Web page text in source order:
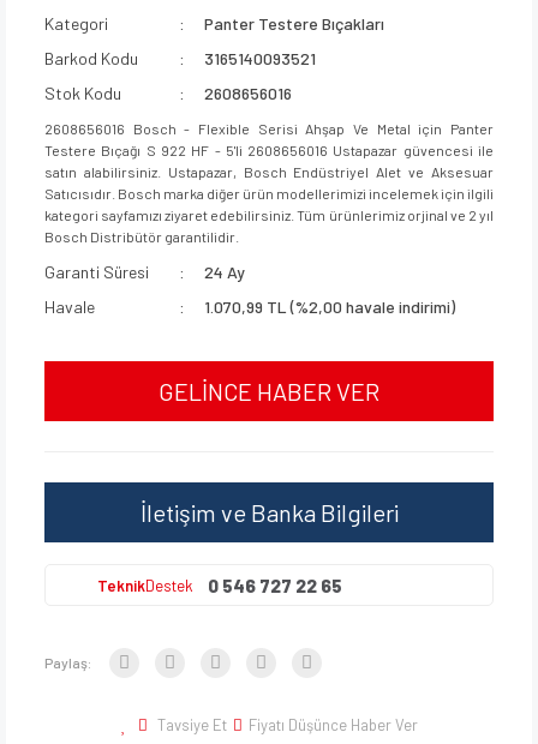
Kategori
Panter Testere Bıçakları
Barkod Kodu
3165140093521
Stok Kodu
2608656016
2608656016 Bosch - Flexible Serisi Ahşap Ve Metal için Panter
Testere Bıçağı S 922 HF - 5'li 2608656016 Ustapazar güvencesi ile
satın alabilirsiniz. Ustapazar, Bosch Endüstriyel Alet ve Aksesuar
Satıcısıdır. Bosch marka diğer ürün modellerimizi incelemek için ilgili
kategori sayfamızı ziyaret edebilirsiniz. Tüm ürünlerimiz orjinal ve 2 yıl
Bosch Distribütör garantilidir.
Garanti Süresi
24 Ay
Havale
1.070,99 TL (%2,00 havale indirimi)
GELİNCE HABER VER
İletişim ve Banka Bilgileri
TeknikDestek 0 546 727 22 65
Paylaş:
Tavsiye Et Fiyatı Düşünce Haber Ver